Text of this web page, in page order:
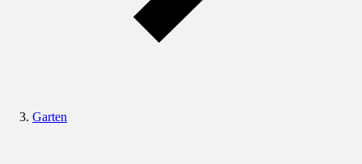
Garten